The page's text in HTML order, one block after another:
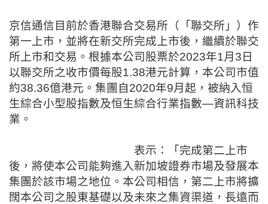
京信通信目前於香港聯合交易所（「聯交所」）作
第一上市，並將在新交所完成上市後，繼續於聯交
所上市和交易。根據本公司股票於2023年1月 3 日
以聯交所之收市價每股1.38港元計算，本公司市值
約38.36億港元。集團自2020年9月起，被納入恒
生綜合小型股指數及恒生綜合行業指數—資訊科技
業。
表示：「完成第二上市
後，將使本公司能夠進入新加坡證券市場及發展本
集團於該市場之地位。本公司相信，第二上市將擴
闊本公司之股東基礎以及未來之集資渠道，長遠而